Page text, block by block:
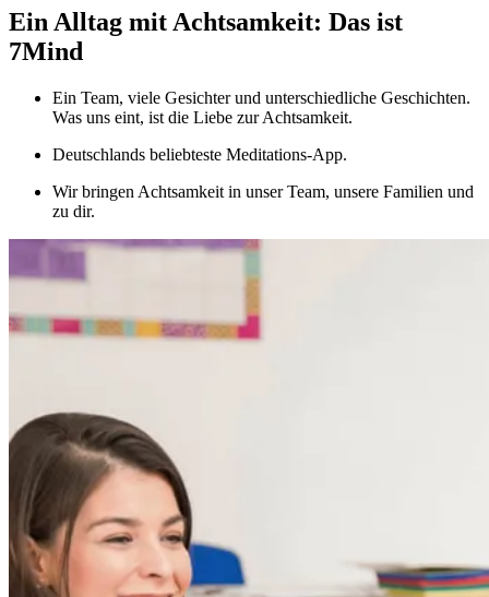
Ein Alltag mit Achtsamkeit: Das ist
7Mind
Ein Team, viele Gesichter und unterschiedliche Geschichten.
Was uns eint, ist die Liebe zur Achtsamkeit.
Deutschlands beliebteste Meditations-App.
Wir bringen Achtsamkeit in unser Team, unsere Familien und
zu dir.